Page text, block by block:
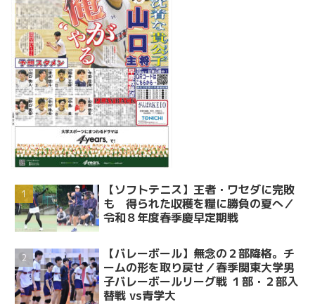
【ソフトテニス】王者・ワセダに完敗
も 得られた収穫を糧に勝負の夏へ／
令和８年度春季慶早定期戦
【バレーボール】無念の２部降格。チ
ームの形を取り戻せ／春季関東大学男
子バレーボールリーグ戦 １部・２部入
替戦 vs青学大